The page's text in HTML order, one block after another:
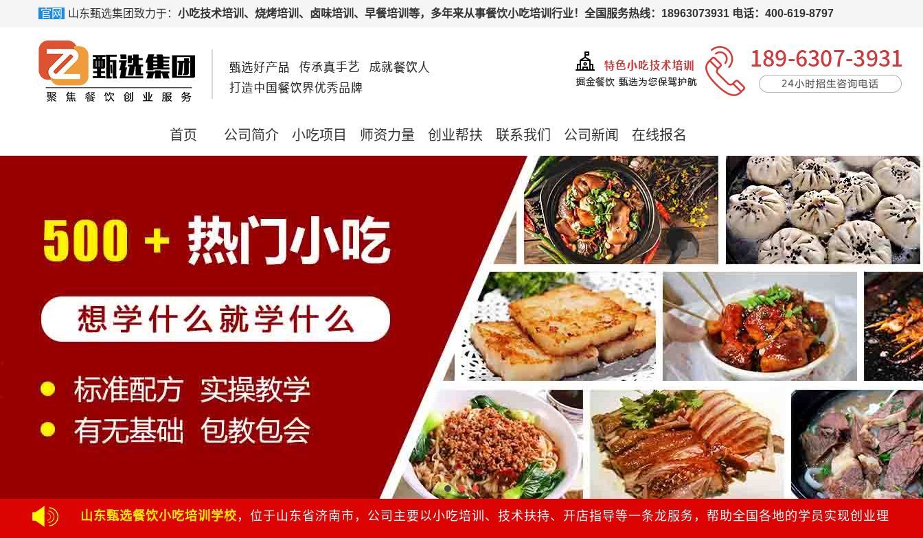
官网 山东甄选集团致力于： 小吃技术培训、烧烤培训、卤味培训、早餐培训等，多年来从事餐饮小吃培训行业！全国服务热线：18963073931 电话：400-619-8797
首页 公司简介 小吃项目 师资力量 创业帮扶 联系我们 公司新闻 在线报名
山东甄选餐饮小吃培训学校，位于山东省济南市，公司主要以小吃培训、技术扶持、开店指导等一条龙服务，帮助全国各地的学员实现创业理